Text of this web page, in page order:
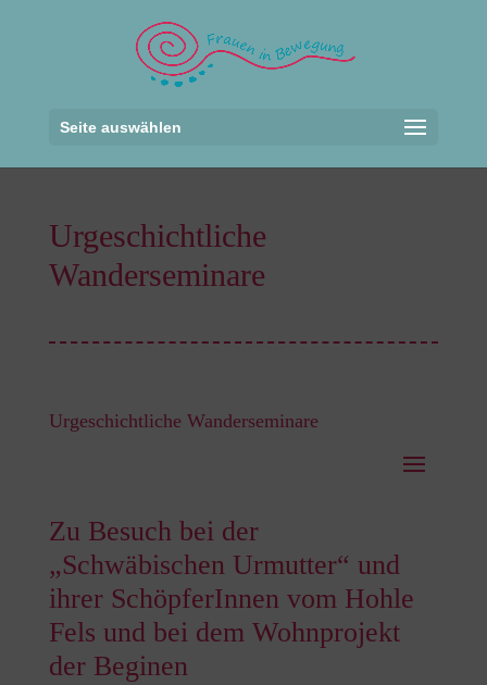
Seite auswählen
Urgeschichtliche
Wanderseminare
Urgeschichtliche Wanderseminare
Zu Besuch bei der
„Schwäbischen Urmutter“ und
ihrer SchöpferInnen vom Hohle
Fels und bei dem Wohnprojekt
der Beginen